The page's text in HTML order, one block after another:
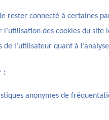
rester connecté à certaines
l’utilisation des cookies du
l’utilisateur quant à
:
anonymes de